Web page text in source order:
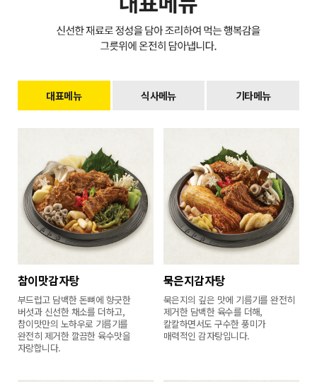
대표메뉴 식사메뉴 기타메뉴
참이맛감자탕
부드럽고 담백한 돈뼈에 향긋한
버섯과 신선한 채소를 더하고,
참이맛만의 노하우로 기름기를
완전히 제거한 깔끔한 육수맛을
자랑합니다.
묵은지감자탕
묵은지의 깊은 맛에 기름기를 완전히
제거한 담백한 육수를 더해,
칼칼하면서도 구수한 풍미가
매력적인 감자탕입니다.